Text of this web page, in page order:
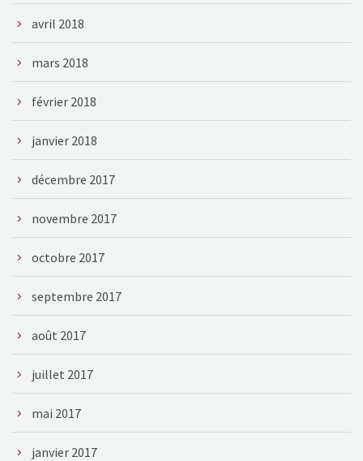
avril 2018
mars 2018
février 2018
janvier 2018
décembre 2017
novembre 2017
octobre 2017
septembre 2017
août 2017
juillet 2017
mai 2017
janvier 2017